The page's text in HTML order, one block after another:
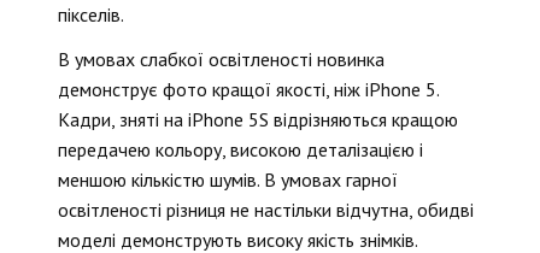
пікселів.
В умовах слабкої освітленості новинка
демонструє фото кращої якості, ніж iPhone 5.
Кадри, зняті на iPhone 5S відрізняються кращою
передачею кольору, високою деталізацією і
меншою кількістю шумів. В умовах гарної
освітленості різниця не настільки відчутна, обидві
моделі демонструють високу якість знімків.